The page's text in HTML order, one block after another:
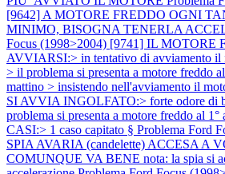
[9642] A MOTORE FREDDO OGNI
MINIMO, BISOGNA TENERLA
Focus (1998>2004) [9741] IL MOTORE
AVVIARSI:> in tentativo di avviamento il
> il problema si presenta a motore freddo
mattino > insistendo nell'avviamento il
SI AVVIA INGOLFATO:> forte odore di
problema si presenta a motore freddo al
CASI:> 1 caso capitato § Problema Ford
SPIA AVARIA (candelette) ACCESA A
COMUNQUE VA BENE nota: la spia si